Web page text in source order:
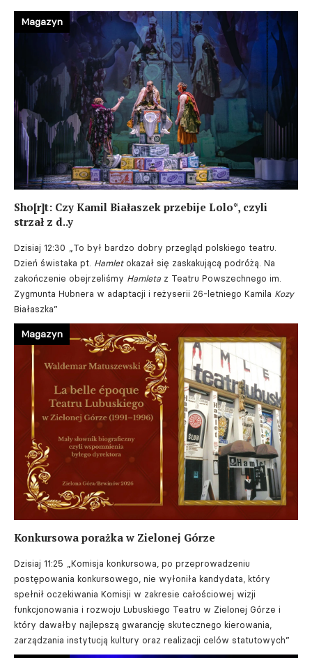
Sho[r]t: Czy Kamil Białaszek przebije Lolo*, czyli
strzał z d..y
Dzisiaj 12:30
„To był bardzo dobry przegląd polskiego teatru.
Dzień świstaka pt. Hamletokazał się zaskakującą podróżą. Na
zakończenie obejrzeliśmy Hamleta z Teatru Powszechnego im.
Zygmunta Hubnera w adaptacji i reżyserii 26-letniego Kamila Kozy
Białaszka”
Magazyn
Konkursowa porażka w Zielonej Górze
Dzisiaj 11:25 „Komisja konkursowa, po przeprowadzeniu
postępowania konkursowego, nie wyłoniła kandydata, który
spełnił oczekiwania Komisji w zakresie całościowej wizji
funkcjonowania i rozwoju Lubuskiego Teatru w Zielonej Górze i
który dawałby najlepszą gwarancję skutecznego kierowania,
zarządzania instytucją kultury oraz realizacji celów statutowych”
Magazyn